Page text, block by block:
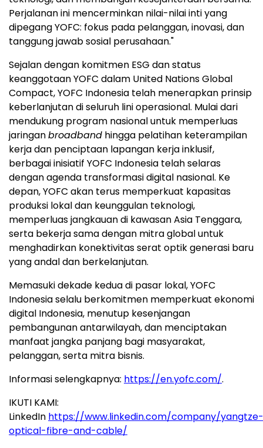
Perjalanan ini mencerminkan nilai-nilai inti yang
dipegang YOFC: fokus pada pelanggan, inovasi, dan
tanggung jawab sosial perusahaan."
Sejalan dengan komitmen ESG dan status
keanggotaan YOFC dalam United Nations Global
Compact, YOFC Indonesia telah menerapkan prinsip
keberlanjutan di seluruh lini operasional. Mulai dari
mendukung program nasional untuk memperluas
jaringanbroadband hingga pelatihan keterampilan
kerja dan penciptaan lapangan kerja inklusif,
berbagai inisiatif YOFC Indonesia telah selaras
dengan agenda transformasi digital nasional. Ke
depan, YOFC akan terus memperkuat kapasitas
produksi lokal dan keunggulan teknologi,
memperluas jangkauan di kawasanAsia Tenggara,
serta bekerja sama dengan mitra global untuk
menghadirkan konektivitas serat optik generasi baru
yang andal dan berkelanjutan.
Memasuki dekade kedua di pasar lokal, YOFC
Indonesia selalu berkomitmen memperkuat ekonomi
digital Indonesia, menutup kesenjangan
pembangunan antarwilayah, dan menciptakan
manfaat jangka panjang bagi masyarakat,
pelanggan, serta mitra bisnis.
Informasi selengkapnya: https://en.yofc.com/.
IKUTI KAMI:
LinkedIn https://www.linkedin.com/company/yangtze-
optical-fibre-and-cable/